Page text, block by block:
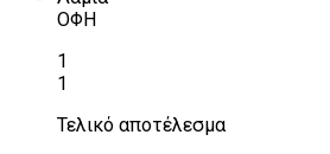
ΟΦΗ
1
1
Τελικό αποτέλεσμα